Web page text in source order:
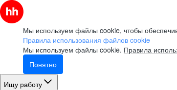
Мы используем файлы cookie, чтобы
Правила использования файлов cookie
Мы используем файлы cookie. Правила
Понятно
Ищу работу